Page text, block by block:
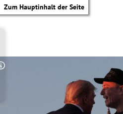
Zum Hauptinhalt der Seite
Copyright-Hinweis öffnen/schließen